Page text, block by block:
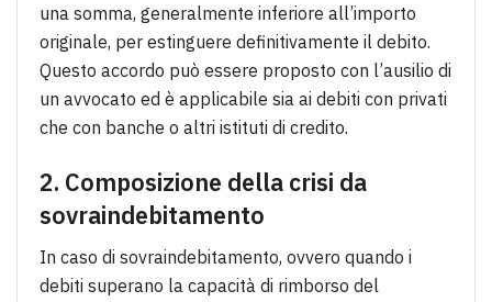
una somma, generalmente inferiore all’importo
originale, per estinguere definitivamente il debito.
Questo accordo può essere proposto con l’ausilio di
un avvocato ed è applicabile sia ai debiti con privati
che con banche o altri istituti di credito.
2. Composizione della crisi da
sovraindebitamento
In caso di sovraindebitamento, ovvero quando i
debiti superano la capacità di rimborso del